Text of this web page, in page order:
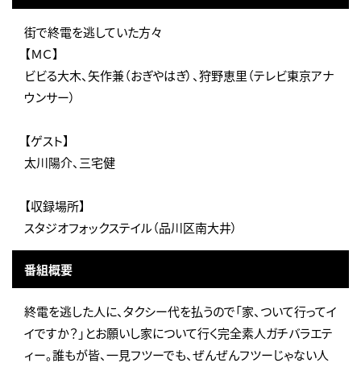
街で終電を逃していた方々
【ＭＣ】
ビビる大木、矢作兼（おぎやはぎ）、狩野恵里（テレビ東京アナ
ウンサー）
【ゲスト】
太川陽介、三宅健
【収録場所】
スタジオフォックステイル（品川区南大井）
番組概要
終電を逃した人に、タクシー代を払うので「家、ついて行ってイ
イですか？」とお願いし家について行く完全素人ガチバラエテ
ィー。誰もが皆、一見フツーでも、ぜんぜんフツーじゃない人